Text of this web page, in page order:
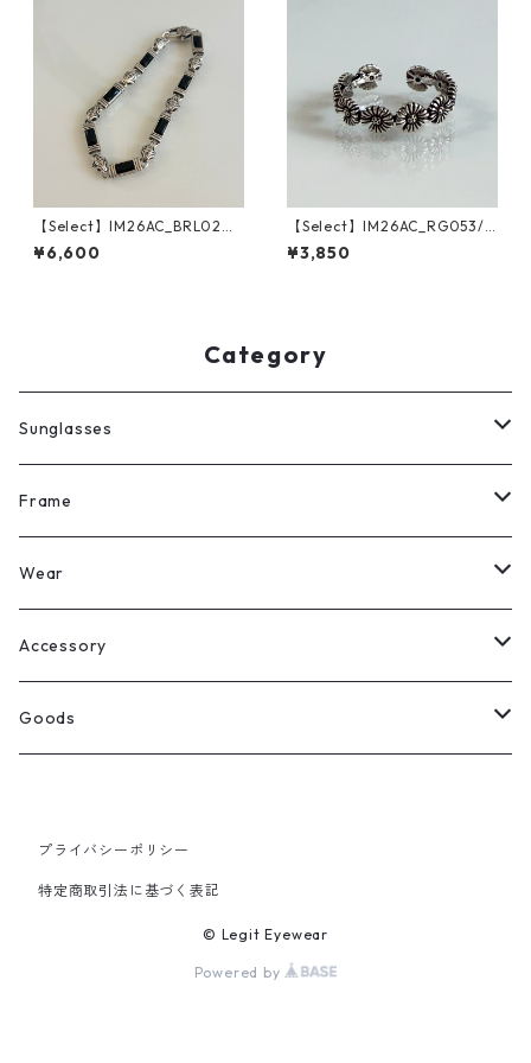
【Select】IM26AC_BRL020/
Monolith Bar Bracelet（Silv
er）
¥6,600
【Select】IM26AC_RG053/
Vintage Flower Ring（Silve
r）
¥3,850
Category
Sunglasses
All
Legit Eyewear
Select
Frame
ボストン
ウェリントン
スクエア
ラウンド
Wear
All
Tee
Sewat
Accessory
Ring
Silver
Bracelet
Goods
Cap
プライバシーポリシー
特定商取引法に基づく表記
© Legit Eyewear
Powered by